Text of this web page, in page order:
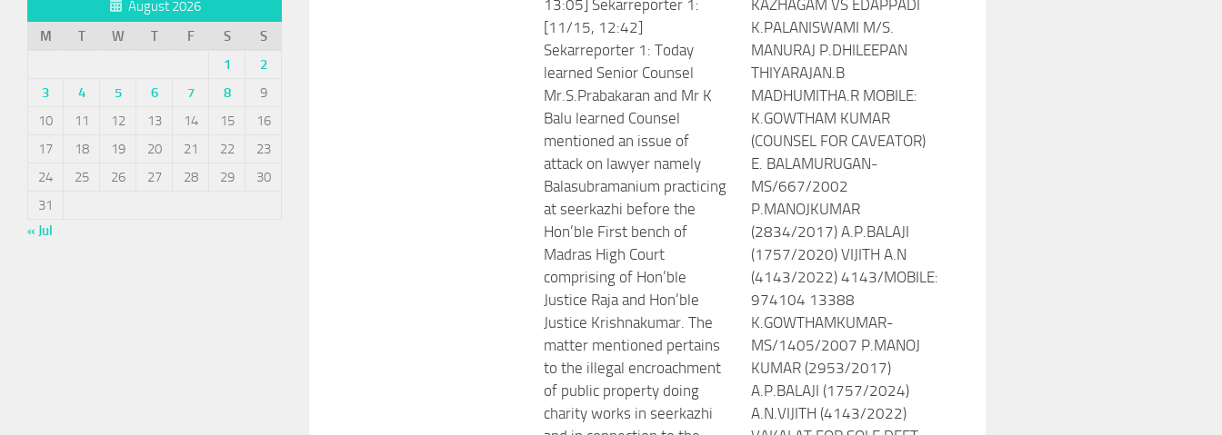
13:05] Sekarreporter 1:
[11/15, 12:42]
Sekarreporter 1: Today
learned Senior Counsel
Mr.S.Prabakaran and Mr K
Balu learned Counsel
mentioned an issue of
attack on lawyer namely
Balasubramanium practicing
at seerkazhi before the
Hon’ble First bench of
Madras High Court
comprising of Hon’ble
Justice Raja and Hon’ble
Justice Krishnakumar. The
matter mentioned pertains
to the illegal encroachment
of public property doing
charity works in seerkazhi
KAZHAGAM VS EDAPPADI
K.PALANISWAMI M/S.
MANURAJ P.DHILEEPAN
THIYARAJAN.B
MADHUMITHA.R MOBILE:
K.GOWTHAM KUMAR
(COUNSEL FOR CAVEATOR)
E. BALAMURUGAN-
MS/667/2002
P.MANOJKUMAR
(2834/2017) A.P.BALAJI
(1757/2020) VIJITH A.N
(4143/2022) 4143/MOBILE:
974104 13388
K.GOWTHAMKUMAR-
MS/1405/2007 P.MANOJ
KUMAR (2953/2017)
A.P.BALAJI (1757/2024)
A.N.VIJITH (4143/2022)
August 2026
M
T W T F S
S
1
2
3
4 5 6 7 8
9
10
11 12 13 14 15
16
17
18 19 20 21 22
23
24
25 26 27 28 29
30
31
« Jul